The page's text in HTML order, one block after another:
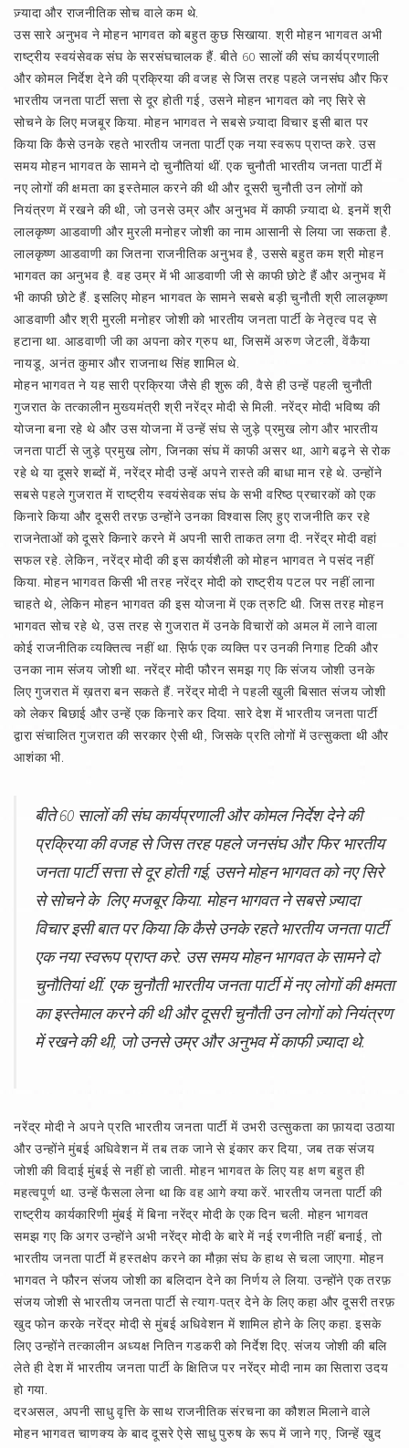
ज़्यादा और राजनीतिक सोच वाले कम थे.
उस सारे अनुभव ने मोहन भागवत को बहुत कुछ सिखाया. श्री मोहन भागवत अभी
राष्ट्रीय स्वयंसेवक संघ के सरसंघचालक हैं. बीते 60 सालों की संघ कार्यप्रणाली
और कोमल निर्देश देने की प्रक्रिया की वजह से जिस तरह पहले जनसंघ और फिर
भारतीय जनता पार्टी सत्ता से दूर होती गई, उसने मोहन भागवत को नए सिरे से
सोचने के लिए मजबूर किया. मोहन भागवत ने सबसे ज़्यादा विचार इसी बात पर
किया कि कैसे उनके रहते भारतीय जनता पार्टी एक नया स्वरूप प्राप्त करे. उस
समय मोहन भागवत के सामने दो चुनौतियां थीं. एक चुनौती भारतीय जनता पार्टी में
नए लोगों की क्षमता का इस्तेमाल करने की थी और दूसरी चुनौती उन लोगों को
नियंत्रण में रखने की थी, जो उनसे उम्र और अनुभव में काफी ज़्यादा थे. इनमें श्री
लालकृष्ण आडवाणी और मुरली मनोहर जोशी का नाम आसानी से लिया जा सकता है.
लालकृष्ण आडवाणी का जितना राजनीतिक अनुभव है, उससे बहुत कम श्री मोहन
भागवत का अनुभव है. वह उम्र में भी आडवाणी जी से काफी छोटे हैं और अनुभव में
भी काफी छोटे हैं. इसलिए मोहन भागवत के सामने सबसे बड़ी चुनौती श्री लालकृष्ण
आडवाणी और श्री मुरली मनोहर जोशी को भारतीय जनता पार्टी के नेतृत्व पद से
हटाना था. आडवाणी जी का अपना कोर ग्रुप था, जिसमें अरुण जेटली, वेंकैया
नायडू, अनंत कुमार और राजनाथ सिंह शामिल थे.
मोहन भागवत ने यह सारी प्रक्रिया जैसे ही शुरू की, वैसे ही उन्हें पहली चुनौती
गुजरात के तत्कालीन मुख्यमंत्री श्री नरेंद्र मोदी से मिली. नरेंद्र मोदी भविष्य की
योजना बना रहे थे और उस योजना में उन्हें संघ से जुड़े प्रमुख लोग और भारतीय
जनता पार्टी से जुड़े प्रमुख लोग, जिनका संघ में काफी असर था, आगे बढ़ने से रोक
रहे थे या दूसरे शब्दों में, नरेंद्र मोदी उन्हें अपने रास्ते की बाधा मान रहे थे. उन्होंने
सबसे पहले गुजरात में राष्ट्रीय स्वयंसेवक संघ के सभी वरिष्ठ प्रचारकों को एक
किनारे किया और दूसरी तरफ़ उन्होंने उनका विश्‍वास लिए हुए राजनीति कर रहे
राजनेताओं को दूसरे किनारे करने में अपनी सारी ताकत लगा दी. नरेंद्र मोदी वहां
सफल रहे. लेकिन, नरेंद्र मोदी की इस कार्यशैली को मोहन भागवत ने पसंद नहीं
किया. मोहन भागवत किसी भी तरह नरेंद्र मोदी को राष्ट्रीय पटल पर नहीं लाना
चाहते थे, लेकिन मोहन भागवत की इस योजना में एक त्रुटि थी. जिस तरह मोहन
भागवत सोच रहे थे, उस तरह से गुजरात में उनके विचारों को अमल में लाने वाला
कोई राजनीतिक व्यक्तित्व नहीं था. स़िर्फ एक व्यक्ति पर उनकी निगाह टिकी और
उनका नाम संजय जोशी था. नरेंद्र मोदी फौरन समझ गए कि संजय जोशी उनके
लिए गुजरात में ख़तरा बन सकते हैं. नरेंद्र मोदी ने पहली खुली बिसात संजय जोशी
को लेकर बिछाई और उन्हें एक किनारे कर दिया. सारे देश में भारतीय जनता पार्टी
द्वारा संचालित गुजरात की सरकार ऐसी थी, जिसके प्रति लोगों में उत्सुकता थी और
आशंका भी.
बीते 60 सालों की संघ कार्यप्रणाली और कोमल निर्देश देने की
प्रक्रिया की वजह से जिस तरह पहले जनसंघ और फिर भारतीय
जनता पार्टी सत्ता से दूर होती गई, उसने मोहन भागवत को नए सिरे
से सोचने के लिए मजबूर किया. मोहन भागवत ने सबसे ज़्यादा
विचार इसी बात पर किया कि कैसे उनके रहते भारतीय जनता पार्टी
एक नया स्वरूप प्राप्त करे. उस समय मोहन भागवत के सामने दो
चुनौतियां थीं. एक चुनौती भारतीय जनता पार्टी में नए लोगों की क्षमता
का इस्तेमाल करने की थी और दूसरी चुनौती उन लोगों को नियंत्रण
में रखने की थी, जो उनसे उम्र और अनुभव में काफी ज़्यादा थे.
नरेंद्र मोदी ने अपने प्रति भारतीय जनता पार्टी में उभरी उत्सुकता का फ़ायदा उठाया
और उन्होंने मुंबई अधिवेशन में तब तक जाने से इंकार कर दिया, जब तक संजय
जोशी की विदाई मुंबई से नहीं हो जाती. मोहन भागवत के लिए यह क्षण बहुत ही
महत्वपूर्ण था. उन्हें फैसला लेना था कि वह आगे क्या करें. भारतीय जनता पार्टी की
राष्ट्रीय कार्यकारिणी मुंबई में बिना नरेंद्र मोदी के एक दिन चली. मोहन भागवत
समझ गए कि अगर उन्होंने अभी नरेंद्र मोदी के बारे में नई रणनीति नहीं बनाई, तो
भारतीय जनता पार्टी में हस्तक्षेप करने का मौक़ा संघ के हाथ से चला जाएगा. मोहन
भागवत ने फौरन संजय जोशी का बलिदान देने का निर्णय ले लिया. उन्होंने एक तरफ़
संजय जोशी से भारतीय जनता पार्टी से त्याग-पत्र देने के लिए कहा और दूसरी तरफ़
खुद फोन करके नरेंद्र मोदी से मुंबई अधिवेशन में शामिल होने के लिए कहा. इसके
लिए उन्होंने तत्कालीन अध्यक्ष नितिन गडकरी को निर्देश दिए. संजय जोशी की बलि
लेते ही देश में भारतीय जनता पार्टी के क्षितिज पर नरेंद्र मोदी नाम का सितारा उदय
हो गया.
दरअसल, अपनी साधु वृत्ति के साथ राजनीतिक संरचना का कौशल मिलाने वाले
मोहन भागवत चाणक्य के बाद दूसरे ऐसे साधु पुरुष के रूप में जाने गए, जिन्हें खुद